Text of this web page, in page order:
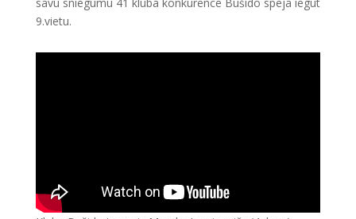
9.vietu.